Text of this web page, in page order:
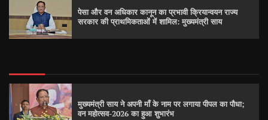
पेसा और वन अधिकार कानून का प्रभावी क्रियान्वयन राज्य
सरकार की प्राथमिकताओं में शामिल: मुख्यमंत्री साय
मुख्यमंत्री साय ने अपनी माँ के नाम पर लगाया पीपल का पौधा;
वन महोत्सव-2026 का हुआ शुभारंभ